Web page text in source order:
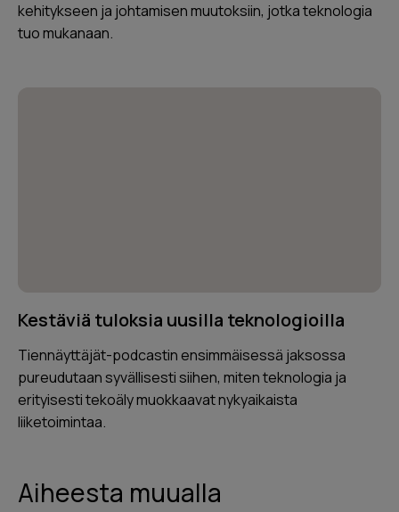
kehitykseen ja johtamisen muutoksiin, jotka teknologia
tuo mukanaan.
Kestäviä tuloksia uusilla teknologioilla
Tiennäyttäjät-podcastin ensimmäisessä jaksossa
pureudutaan syvällisesti siihen, miten teknologia ja
erityisesti tekoäly muokkaavat nykyaikaista
liiketoimintaa.
Aiheesta muualla